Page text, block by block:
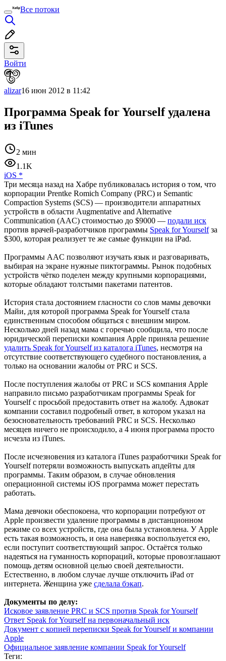
Все потоки
Войти
alizar16 июн 2012 в 11:42
Программа Speak for Yourself удалена
из iTunes
2 мин
1.1K
iOS *
Три месяца назад на Хабре публиковалась история о том, что
корпорации Prentke Romich Company (PRC) и Semantic
Compaction Systems (SCS) — производители аппаратных
устройств в области Augmentative and Alternative
Communication (AAC) стоимостью до $9000 — подали иск
против врачей-разработчиков программы Speak for Yourselfза
$300, которая реализует те же самые функции на iPad.
Программы AAC позволяют изучать язык и разговаривать,
выбирая на экране нужные пиктограммы. Рынок подобных
устройств чётко поделен между крупными корпорациями,
которые обладают толстыми пакетами патентов.
История стала достоянием гласности со слов мамы девочки
Майи, для которой программа Speak for Yourself стала
единственным способом общаться с внешним миром.
Несколько дней назад мама с горечью сообщила, что после
юридической переписки компания Apple приняла решение
удалить Speak for Yourself из каталога iTunes, несмотря на
отсутствие соответствующего судебного постановления, а
только на основании жалобы от PRC и SCS.
После поступления жалобы от PRC и SCS компания Apple
направило письмо разработчикам программы Speak for
Yourself с просьбой предоставить ответ на жалобу. Адвокат
компании составил подробный ответ, в котором указал на
безосновательность требований PRC и SCS. Несколько
месяцев ничего не происходило, а 4 июня программа просто
исчезла из iTunes.
После исчезновения из каталога iTunes разработчики Speak for
Yourself потеряли возможность выпускать апдейты для
программы. Таким образом, в случае обновления
операционной системы iOS программа может перестать
работать.
Мама девчоки обеспокоена, что корпорации потребуют от
Apple произвести удаление программы в дистанционном
режиме со всех устройств, где она была установлена. У Apple
есть такая возможность, и она наверняка воспользуется ею,
если поступит соответствующий запрос. Остаётся только
надеяться на гуманность корпораций, которые провозглашают
помощь детям основной целью своей деятельности.
Естественно, в любом случае лучше отключить iPad от
интернета. Женщина уже сделала бэкап.
Документы по делу:
Исковое заявление PRC и SCS против Speak for Yourself
Ответ Speak for Yourself на первоначальный иск
Документ с копией переписки Speak for Yourself и компании
Apple
Официальное заявление компании Speak for Yourself
Теги: